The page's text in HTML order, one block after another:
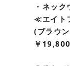
・ネッ
≪エイト
(ブラウ
￥